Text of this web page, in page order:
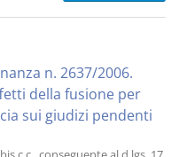
n. 2637/2006.
della fusione per
sui giudizi pendenti